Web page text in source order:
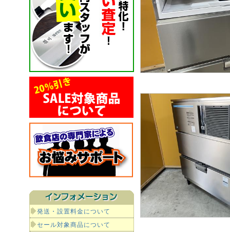
発送・設置料金について
セール対象商品について